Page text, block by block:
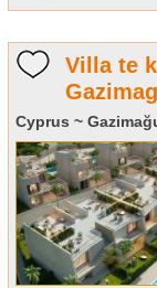
Villa te
Cyprus ~